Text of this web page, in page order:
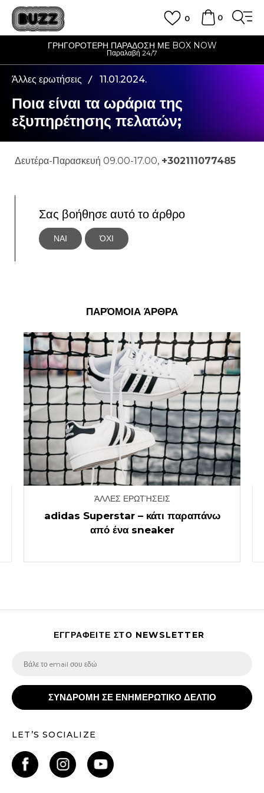
0
0
ΓΡΗΓΟΡΟΤΕΡΗ ΠΑΡΑΔΟΣΗ ΜΕ BOX NOW
Παραλαβή 24/7
Άλλες ερωτήσεις 11.01.2024.
Ποια είναι τα ωράρια της
εξυπηρέτησης πελατών;
Δευτέρα-Παρασκευή 09.00-17.00, +302111077485
Σας βοήθησε αυτό το άρθρο
ΝΑΙ ΌΧΙ
ΠΑΡΌΜΟΙΑ ΆΡΘΡΑ
ΆΛΛΕΣ ΕΡΩΤΉΣΕΙΣ
adidas Superstar – κάτι παραπάνω
από ένα sneaker
ΕΓΓΡΑΦΕΙΤΕ ΣΤΟ NEWSLETTER
ΣΥΝΔΡΟΜΗ ΣΕ ΕΝΗΜΕΡΩΤΙΚΟ ΔΕΛΤΙΟ
LET’S SOCIALIZE